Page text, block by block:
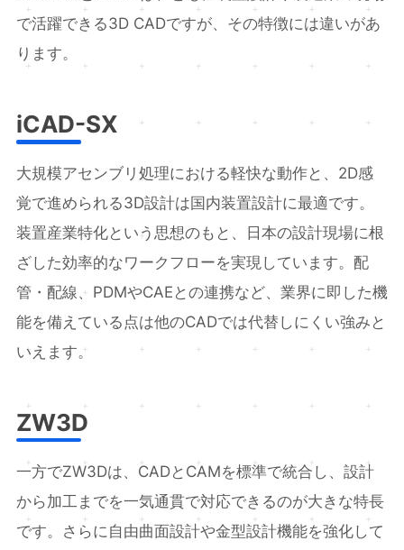
で活躍できる3D CADですが、その特徴には違いがあ
ります。
iCAD-SX
大規模アセンブリ処理における軽快な動作と、2D感
覚で進められる3D設計は国内装置設計に最適です。
装置産業特化という思想のもと、日本の設計現場に根
ざした効率的なワークフローを実現しています。配
管・配線、PDMやCAEとの連携など、業界に即した機
能を備えている点は他のCADでは代替しにくい強みと
いえます。
ZW3D
一方でZW3Dは、CADとCAMを標準で統合し、設計
から加工までを一気通貫で対応できるのが大きな特長
です。さらに自由曲面設計や金型設計機能を強化して